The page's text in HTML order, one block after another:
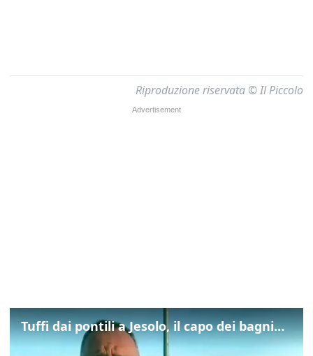
Riproduzione riservata © Il Piccolo
Tuffi dai pontili a Jesolo, il capo dei bagnini: "L'impegno di tutti per evitare altre tragedie"